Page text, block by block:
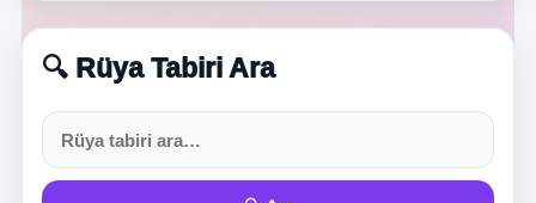
🔍 Rüya Tabiri Ara